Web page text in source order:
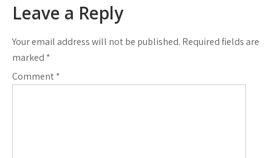
Leave a Reply
Your email address will not be published. Required fields are
marked *
Comment*